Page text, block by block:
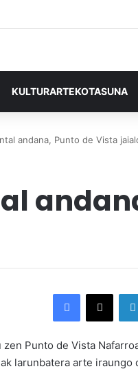
KULTURARTEKOTASUNA
andana, Punto de Vista
Punto de Vista
larunbatera arte